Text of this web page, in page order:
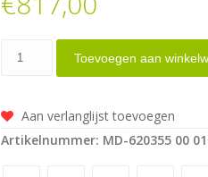
Hepco&Becker
Bow
tassenset
Toevoegen aan
Aan verlanglijst toevoegen
Artikelnummer: MD-620355 00 01